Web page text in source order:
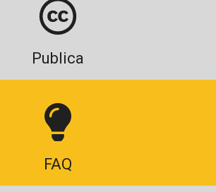
Publica
FAQ